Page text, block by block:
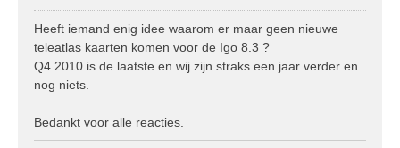
e
c
h
t
Heeft iemand enig idee waarom er maar geen nieuwe
teleatlas kaarten komen voor de Igo 8.3 ?
Q4 2010 is de laatste en wij zijn straks een jaar verder en
nog niets.
Bedankt voor alle reacties.